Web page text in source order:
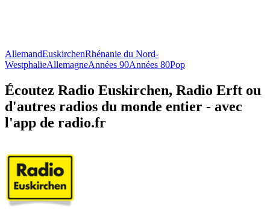
AllemandEuskirchenRhénanie du Nord-
WestphalieAllemagneAnnées 90Années 80Pop
Écoutez Radio Euskirchen, Radio Erft ou
d'autres radios du monde entier - avec
l'app de radio.fr